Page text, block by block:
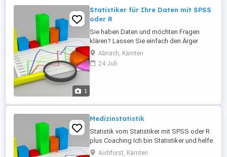
1
Statistiker für Ihre Daten mit SPSS
oder R
Sie haben Daten und möchten Fragen
klären? Lassen Sie einfach den Ärger
hinter sich. Hier ist ein Statistiker für Ihre
Daten. Ich erstelle Ihre Statistiken mit
SPSS, R, SAS oder Python. Sämtliche
Fachchinesisch), ...
Abriach, Kärnten
24 Juli
Medizinstatistik
Statistik vom Statistiker mit SPSS oder R
plus Coaching Ich bin Statistiker und helfe
schnell und unkompliziert. Lassen Sie
Aichforst, Kärnten